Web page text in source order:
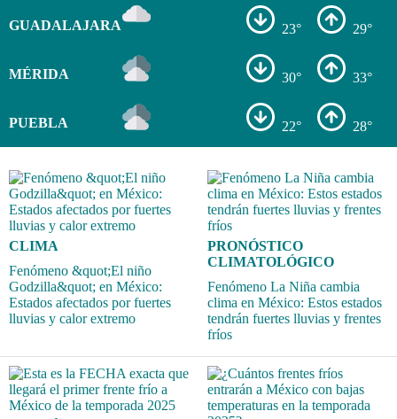
GUADALAJARA 23° 29°
MÉRIDA 30° 33°
PUEBLA 22° 28°
CLIMA
Fenómeno &quot;El niño
Godzilla&quot; en México:
Estados afectados por fuertes
lluvias y calor extremo
PRONÓSTICO
CLIMATOLÓGICO
Fenómeno La Niña cambia
clima en México: Estos estados
tendrán fuertes lluvias y frentes
fríos